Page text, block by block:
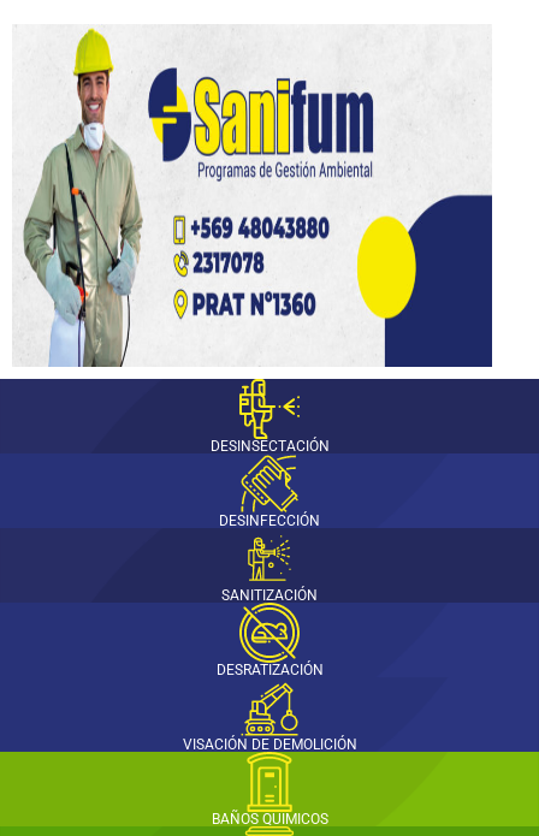
DESINSECTACIÓN
DESINFECCIÓN
SANITIZACIÓN
DESRATIZACIÓN
VISACIÓN DE DEMOLICIÓN
BAÑOS QUÍMICOS